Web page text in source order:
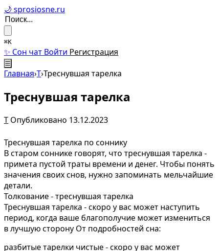
🌙 sprosiosne.ru
⌘K
✨ Сон чат Войти Регистрация
☰
Главная›Т›Треснувшая тарелка
Треснувшая тарелка
Т Опубликовано 13.12.2023
Треснувшая тарелка по соннику
В старом соннике говорят, что треснувшая тарелка -
примета пустой траты времени и денег. Чтобы понять
значения своих снов, нужно запоминать мельчайшие
детали.
Толкование - треснувшая тарелка
Треснувшая тарелка - скоро у вас может наступить
период, когда ваше благополучие может измениться
в лучшую сторону От подробностей сна:
разбитые тарелки чистые - скоро у вас может